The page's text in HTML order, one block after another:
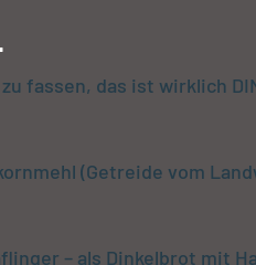
fassen, das ist wirklich
(Getreide vom
– als Dinkelbrot mit